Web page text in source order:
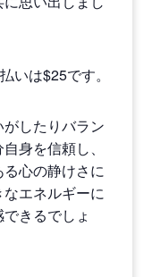
いは$25です。
したりバラン
身を信頼し、
心の静けさに
エネルギーに
きるでしょ